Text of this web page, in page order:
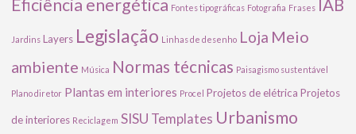
Eficiência energética Fontes tipográficas Fotografia Frases IAB
Jardins Layers Legislação Linhas de desenho Loja Meio
ambiente Música Normas técnicas Paisagismo sustentável
Plano diretor Plantas em interiores Procel Projetos de elétrica Projetos
de interiores Reciclagem SISU Templates Urbanismo